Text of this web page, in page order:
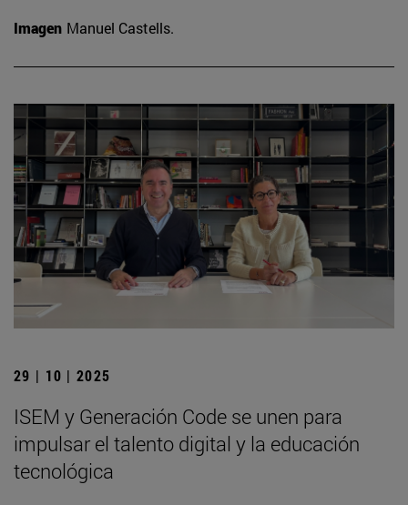
Imagen Manuel Castells.
29 | 10 | 2025
ISEM y Generación Code se unen para
impulsar el talento digital y la educación
tecnológica